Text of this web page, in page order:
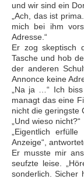
und wir sind ein
„Ach, das ist
mich bei ihm
Adresse.“
Er zog skeptisch
Tasche und hob
der anderen
Annonce keine
„Na ja …“ Ich
managt das eine
nicht die geringste
„Und wieso nicht?“
„Eigentlich
Anzeige“,
Er musste mir
seufzte leise.
sonderlich. Sicher